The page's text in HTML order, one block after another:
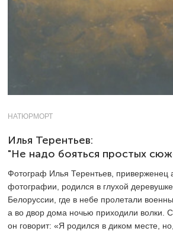
НАТЮРМОРТ
Илья Терентьев:
"Не надо бояться простых
Фотограф Илья Терентьев, приверженец
фотографии, родился в глухой
Белоруссии, где в небе пролетали
а во двор дома ночью приходили волки.
он говорит: «Я родился в диком месте,